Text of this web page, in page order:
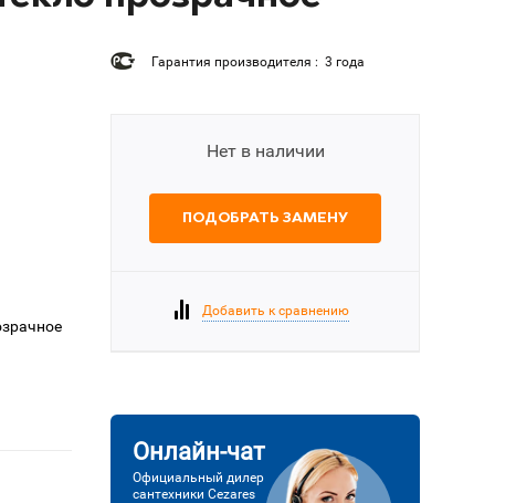
Гарантия производителя : 3 года
Нет в наличии
ПОДОБРАТЬ ЗАМЕНУ
Добавить к сравнению
Онлайн-чат
Официальный дилер
сантехники Cezares